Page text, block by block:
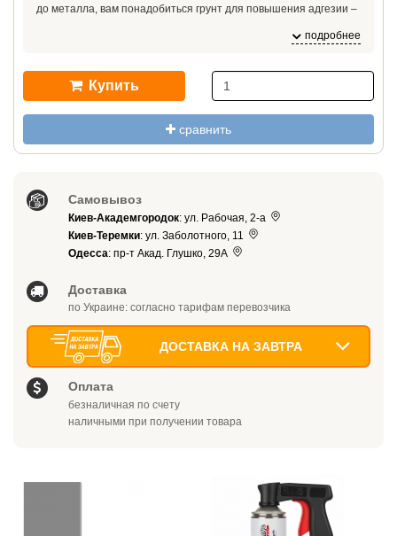
до металла, вам понадобиться грунт для повышения адгезии –
подробнее
Купить
сравнить
Самовывоз
Киев-Академгородок: ул. Рабочая, 2-а
Киев-Теремки: ул. Заболотного, 11
Одесса: пр-т Акад. Глушко, 29А
Доставка
по Украине: согласно тарифам перевозчика
ДОСТАВКА НА ЗАВТРА
Оплата
безналичная по счету
наличными при получении товара